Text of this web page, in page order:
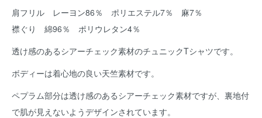
肩フリル レーヨン86％ ポリエステル7％ 麻7％
襟ぐり 綿96％ ポリウレタン4％
透け感のあるシアーチェック素材のチュニックTシャツです。
ボディーは着心地の良い天竺素材です。
ペプラム部分は透け感のあるシアーチェック素材ですが、裏地付
で肌が見えないようデザインされています。